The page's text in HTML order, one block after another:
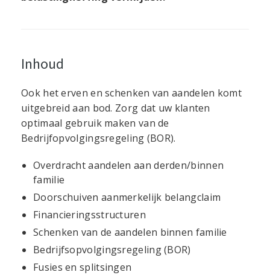
Inhoud
Ook het erven en schenken van aandelen komt
uitgebreid aan bod. Zorg dat uw klanten
optimaal gebruik maken van de
Bedrijfopvolgingsregeling (BOR).
Overdracht aandelen aan derden/binnen
familie
Doorschuiven aanmerkelijk belangclaim
Financieringsstructuren
Schenken van de aandelen binnen familie
Bedrijfsopvolgingsregeling (BOR)
Fusies en splitsingen